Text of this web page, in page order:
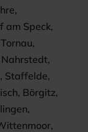
am Speck,
Nahrstedt,
Staffelde,
Börgitz,